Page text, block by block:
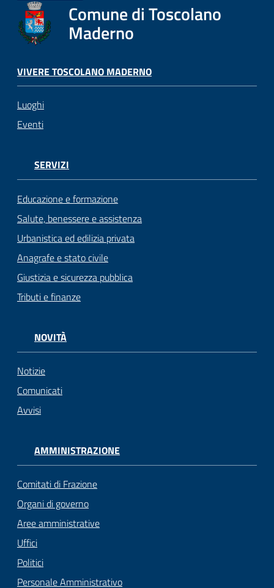
Comune di Toscolano
Maderno
VIVERE TOSCOLANO MADERNO
Luoghi
Eventi
SERVIZI
Educazione e formazione
Salute, benessere e assistenza
Urbanistica ed edilizia privata
Anagrafe e stato civile
Giustizia e sicurezza pubblica
Tributi e finanze
NOVITÀ
Notizie
Comunicati
Avvisi
AMMINISTRAZIONE
Comitati di Frazione
Organi di governo
Aree amministrative
Uffici
Politici
Personale Amministrativo